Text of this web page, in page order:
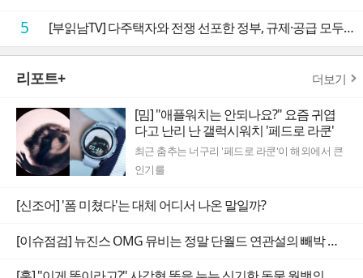
5 [부읽남TV] 다주택자와 전쟁 선포한 정부, 규제·공급 모두 실효성 의문
리포트+ 더보기
[밈] "애플워치는 안되나요?" 요즘 귀엽
다고 난리 난 갤럭시워치 '페드로 라쿤'
최근 춤추는 너구리 '페드로 라쿤'이 해외에서 큰
인기를
[신조어] '폼 미쳤다'는 대체 어디서 나온 말일까?
[이슈점검] 뉴진스 OMG 뮤비는 정말 단월드 연관설의 빼박 증거일까